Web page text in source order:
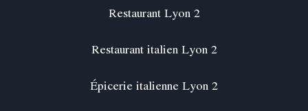
Restaurant Lyon 2
Restaurant italien Lyon 2
Épicerie italienne Lyon 2